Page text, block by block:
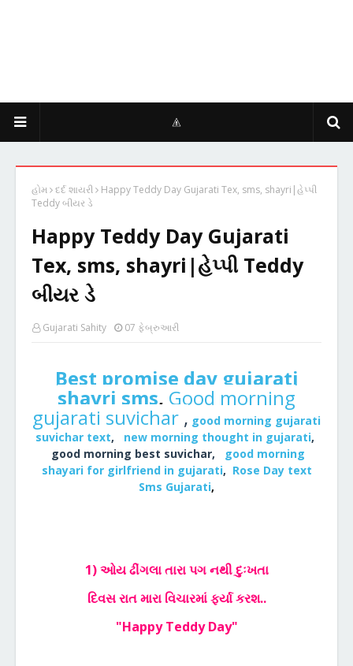
હોમ દર્દ શાયરી
Happy Teddy Day Gujarati Tex, sms, shayri|હેપ્પી
Teddy બીયર ડે
Happy Teddy Day Gujarati
Tex, sms, shayri|હેપ્પી Teddy
બીયર ડે
Gujarati Sahity 07 ફેબ્રુઆરી
Best promise day gujarati
shayri sms, Good morning
gujarati suvichar , good morning gujarati
suvichar text, new morning thought in gujarati,
good morning best suvichar,
good morning
shayari for girlfriend in gujarati, Rose Day text
Sms Gujarati,
1) ઓય ઢીંગલા તારા પગ નથી દુઃખતા
દિવસ રાત મારા વિચારમાં ફર્યા કરશ..
"Happy Teddy Day"